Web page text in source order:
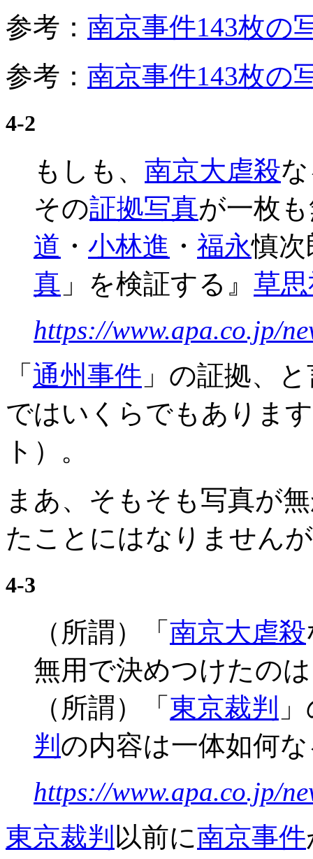
参考： 南京事件143枚の
参考： 南京事件143枚の
4-2
もしも、 南京大虐殺
その証拠写真が一枚
道 ・ 小林進 ・ 福永慎次
真 」を検証する』 草
https://www.apa.co.jp/
「 通州事件 」の証拠、
ではいくらでもありま
ト）。
まあ、そもそも写真が
たことにはなりません
4-3
（所謂）「 南京大虐殺
無用で決めつけたの
（所謂）「 東京裁判
判 の内容は一体如何
https://www.apa.co.jp/
東京裁判 以前に南京事件